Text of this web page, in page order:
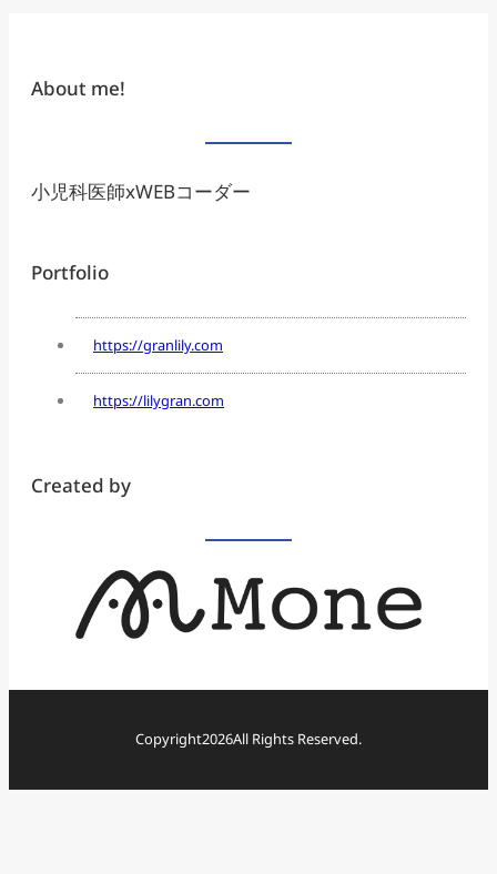
About me!
小児科医師xWEBコーダー
Portfolio
https://granlily.com
https://lilygran.com
Created by
Copyright2026All Rights Reserved.